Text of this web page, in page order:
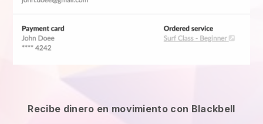
Recibe dinero en movimiento con Blackbell